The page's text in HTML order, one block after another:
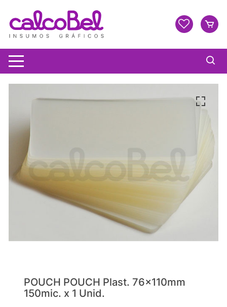
POUCH POUCH Plast. 76x110mm
150mic. x 1 Unid.